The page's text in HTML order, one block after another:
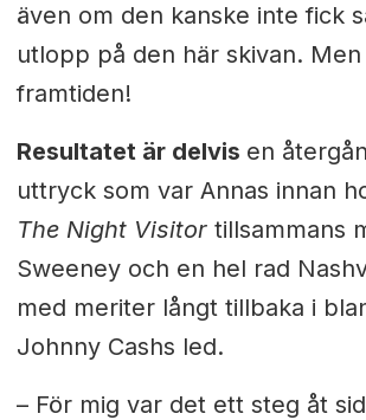
även om den kanske inte fick
utlopp på den här skivan.
framtiden!
Resultatet är delvis en
uttryck som var Annas innan
The Night Visitortillsammans
Sweeney och en hel rad
med meriter långt tillbaka i
Johnny Cashs led.
– För mig var det ett steg åt